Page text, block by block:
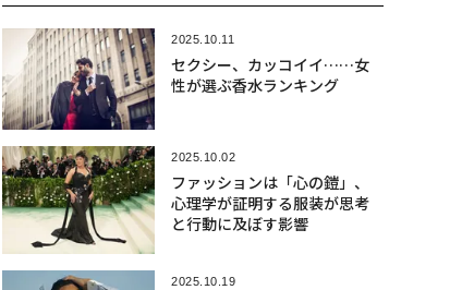
2025.10.11
セクシー、カッコイイ……女
性が選ぶ香水ランキング
2025.10.02
ファッションは「心の鎧」、
心理学が証明する服装が思考
と行動に及ぼす影響
2025.10.19